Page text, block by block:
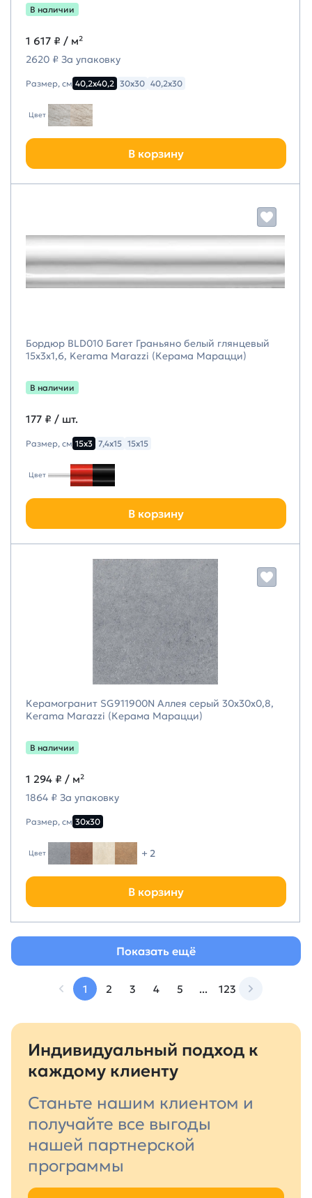
В наличии
1 617 ₽ / м²
2620 ₽ За упаковку
Размер, см 40,2х40,2 30х30 40,2х30
Цвет
В корзину
Бордюр BLD010 Багет Граньяно белый глянцевый
15x3x1,6, Kerama Marazzi (Керама Марацци)
В наличии
177 ₽ / шт.
Размер, см 15х3 7,4х15 15х15
Цвет
В корзину
Керамогранит SG911900N Аллея серый 30x30x0,8,
Kerama Marazzi (Керама Марацци)
В наличии
1 294 ₽ / м²
1864 ₽ За упаковку
Размер, см 30х30
Цвет + 2
В корзину
Показать ещё
1 2 3 4 5 ... 123
Индивидуальный подход к
каждому клиенту
Станьте нашим клиентом и
получайте все выгоды
нашей партнерской
программы